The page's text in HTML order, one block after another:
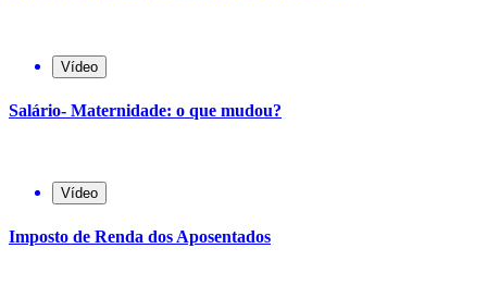
Vídeo
Salário- Maternidade: o que mudou?
Vídeo
Imposto de Renda dos Aposentados